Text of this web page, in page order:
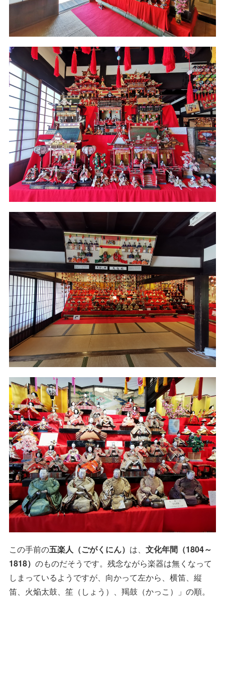
この手前の五楽人（ごがくにん） は、 文化年間（1804～
1818） のものだそうです。残念ながら楽器は無くなって
しまっているようですが、向かって左から、横笛、縦
笛、火焔太鼓、笙（しょう）、羯鼓（かっこ）」の順。